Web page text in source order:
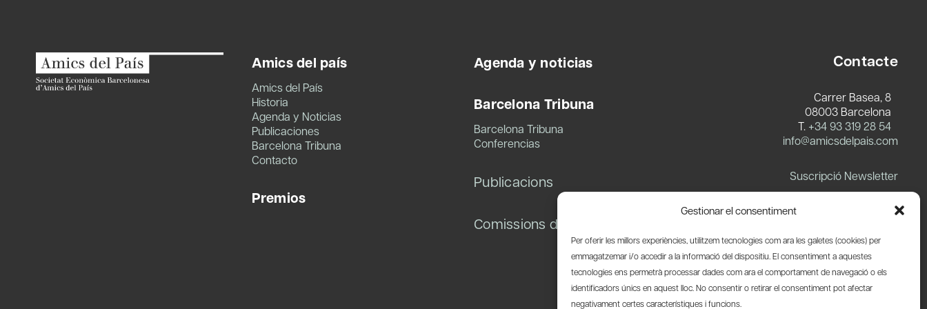
Gestionar el consentiment
Per oferir les millors experiències, utilitzem tecnologies com ara les galetes (cookies) per
emmagatzemar i/o accedir a la informació del dispositiu. El consentiment a aquestes
tecnologies ens permetrà processar dades com ara el comportament de navegació o els
identificadors únics en aquest lloc. No consentir o retirar el consentiment pot afectar
negativament certes característiques i funcions.
Amics del país
Amics del País
Historia
Agenda y Noticias
Publicaciones
Barcelona Tribuna
Contacto
Premios
Agenda y noticias
Barcelona Tribuna
Barcelona Tribuna
Conferencias
Publicacions
Comissions de treball
Contacte
Carrer Basea, 8
08003 Barcelona
T. +34 93 319 28 54
info@amicsdelpais.com
Suscripció Newsletter
YouTube